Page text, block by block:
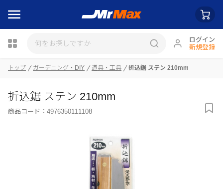
ログイン
新規登録
瓶詰
トップ ガーデニング・DIY 道具・工具 折込鋸 ステン 210mm
折込鋸 ステン 210mm
商品コード： 4976350111108